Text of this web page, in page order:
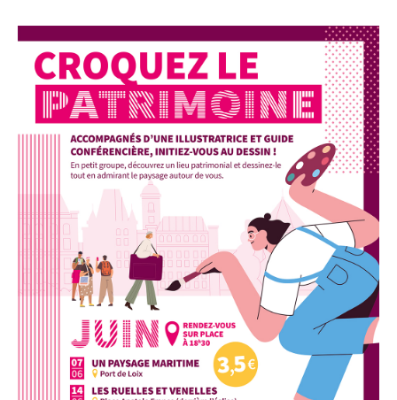
ShareThis is disabled. Allow
Google Maps
Apple Plans